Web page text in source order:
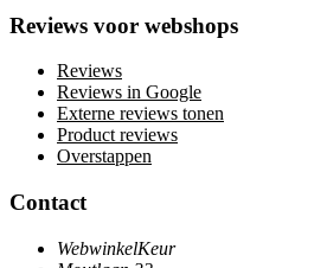
Reviews voor webshops
Reviews
Reviews in Google
Externe reviews tonen
Product reviews
Overstappen
Contact
WebwinkelKeur